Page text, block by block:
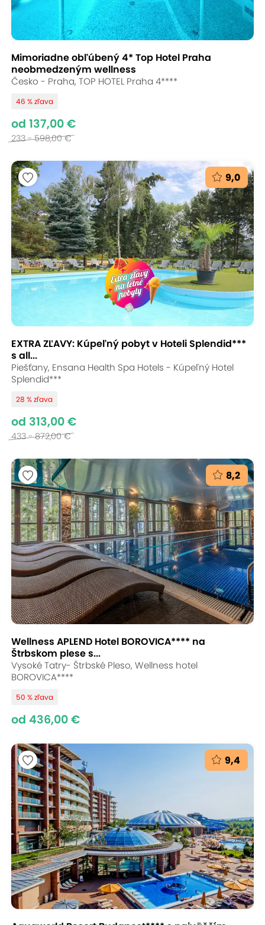
Mimoriadne obľúbený 4* Top Hotel Praha
neobmedzeným wellness
Česko - Praha, TOP HOTEL Praha 4****
46 % zľava
od 137,00 €
233 - 598,00 €
9,0
EXTRA ZĽAVY: Kúpeľný pobyt v Hoteli Splendid***
s all...
Piešťany, Ensana Health Spa Hotels - Kúpeľný Hotel
Splendid***
28 % zľava
od 313,00 €
433 - 872,00 €
8,2
Wellness APLEND Hotel BOROVICA**** na
Štrbskom plese s...
Vysoké Tatry- Štrbské Pleso, Wellness hotel
BOROVICA****
50 % zľava
od 436,00 €
9,4